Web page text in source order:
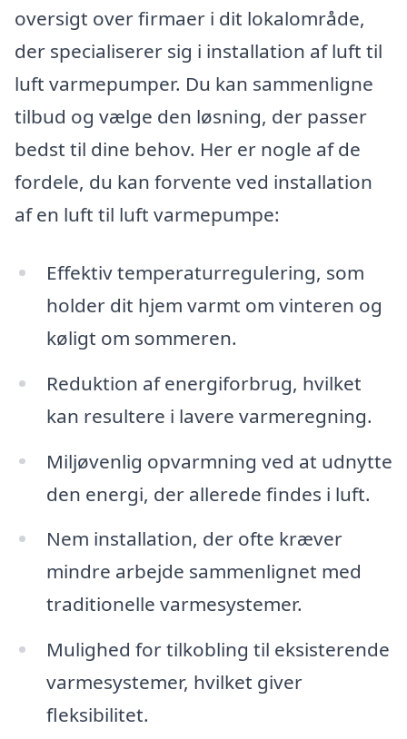
oversigt over firmaer i dit lokalområde,
der specialiserer sig i installation af luft til
luft varmepumper. Du kan sammenligne
tilbud og vælge den løsning, der passer
bedst til dine behov. Her er nogle af de
fordele, du kan forvente ved installation
af en luft til luft varmepumpe:
Effektiv temperaturregulering, som
holder dit hjem varmt om vinteren og
køligt om sommeren.
Reduktion af energiforbrug, hvilket
kan resultere i lavere varmeregning.
Miljøvenlig opvarmning ved at udnytte
den energi, der allerede findes i luft.
Nem installation, der ofte kræver
mindre arbejde sammenlignet med
traditionelle varmesystemer.
Mulighed for tilkobling til eksisterende
varmesystemer, hvilket giver
fleksibilitet.